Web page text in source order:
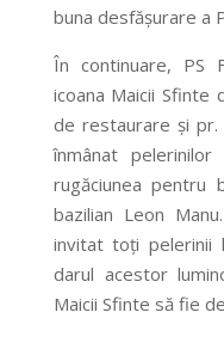
buna desfășurare a
În continuare, PS
icoana Maicii Sfinte
de restaurare și pr.
înmânat
rugăciunea pentru
bazilian Leon
invitat toți pelerinii
darul acestor
Maicii Sfinte să fie